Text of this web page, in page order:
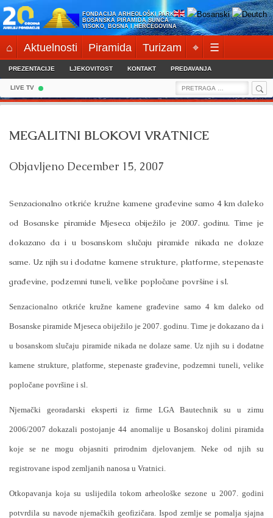
Skip
to
content
FONDACIJA ARHEOLOŠKI PARK:
BOSANSKA PIRAMIDA SUNCA
VISOKO, BOSNA I HERCEGOVINA
⌂ Aktuelnosti Piramida Turizam ⌖ ☰
PREZENTACIJE LJEKOVITOST KONTAKT PREDAVANJA
LIVE TV
Search
for:
MEGALITNI BLOKOVI VRATNICE
Objavljeno December 15, 2007
Senzacionalno otkriće kružne kamene građevine samo 4 km daleko
od Bosanske piramide Mjeseca obiježilo je 2007. godinu. Time je
dokazano da i u bosanskom slučaju piramide nikada ne dolaze
same. Uz njih su i dodatne kamene strukture, platforme, stepenaste
građevine, podzemni tuneli, velike popločane površine i sl.
Senzacionalno otkriće kružne kamene građevine samo 4 km daleko od
Bosanske piramide Mjeseca obiježilo je 2007. godinu. Time je dokazano da i
u bosanskom slučaju piramide nikada ne dolaze same. Uz njih su i dodatne
kamene strukture, platforme, stepenaste građevine, podzemni tuneli, velike
popločane površine i sl.
Njemački georadarski eksperti iz firme LGA Bautechnik su u zimu
2006/2007 dokazali postojanje 44 anomalije u Bosanskoj dolini piramida
koje se ne mogu objasniti prirodnim djelovanjem. Neke od njih su
registrovane ispod zemljanih nanosa u Vratnici.
Otkopavanja koja su uslijedila tokom arheološke sezone u 2007. godini
potvrdila su navode njemačkih geofizičara. Ispod zemlje se pomalja sjajna